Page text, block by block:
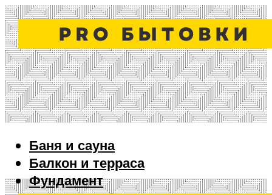
Баня и сауна
Балкон и терраса
Фундамент